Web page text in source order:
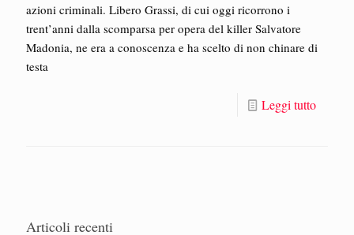
azioni criminali. Libero Grassi, di cui oggi ricorrono i
trent’anni dalla scomparsa per opera del killer Salvatore
Madonia, ne era a conoscenza e ha scelto di non chinare di
testa
Leggi tutto
Articoli recenti